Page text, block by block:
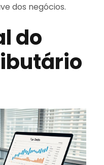
dos negócios.
do